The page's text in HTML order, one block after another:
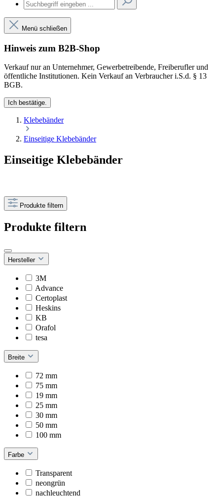
Menü schließen
Hinweis zum B2B-Shop
Verkauf nur an Unternehmer, Gewerbetreibende, Freiberufler und
öffentliche Institutionen. Kein Verkauf an Verbraucher i.S.d. § 13
BGB.
Ich bestätige.
Klebebänder
Einseitige Klebebänder
Einseitige Klebebänder
Produkte filtern
Produkte filtern
Hersteller
3M
Advance
Certoplast
Heskins
KB
Orafol
tesa
Breite
72 mm
75 mm
19 mm
25 mm
30 mm
50 mm
100 mm
Farbe
Transparent
neongrün
nachleuchtend